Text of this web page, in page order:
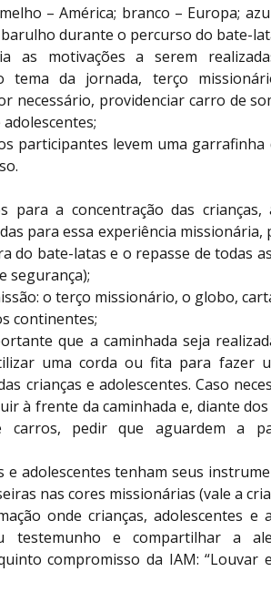
– América; branco – Europa;
durante o percurso do bate-
as motivações a serem
tema da jornada, terço
necessário, providenciar carro de
participantes levem uma garrafinha
a concentração das crianças,
para essa experiência missionária,
do bate-latas e o repasse de todas
segurança);
o terço missionário, o globo,
continentes;
que a caminhada seja
uma corda ou fita para fazer
crianças e adolescentes. Caso
à frente da caminhada e, diante
pedir que aguardem a
e adolescentes tenham seus
nas cores missionárias (vale a
onde crianças, adolescentes e
testemunho e compartilhar a
compromisso da IAM: “Louvar